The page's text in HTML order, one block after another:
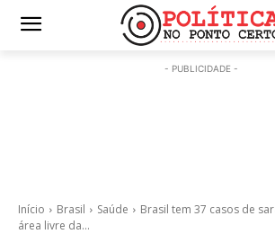
- PUBLICIDADE -
Início Brasil Saúde
Brasil tem 37 casos de
área livre da...